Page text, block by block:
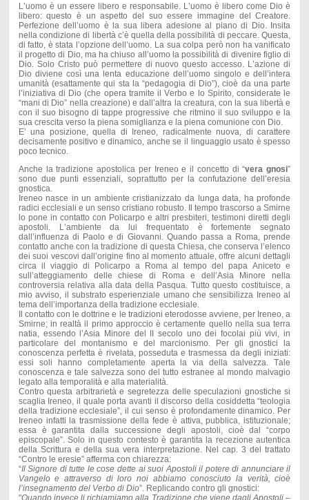
L’uomo è un essere libero e responsabile. L’uomo è libero come Dio è
libero: questo è un aspetto del suo essere immagine del Creatore.
Perfezione dell’uomo è la sua libera adesione al piano di Dio. Insita
nella condizione di libertà c’è quella della possibilità di peccare. Questa,
di fatto, è stata l’opzione dell’uomo. La sua colpa però non ha vanificato
il progetto di Dio, ma ha chiuso all’uomo la possibilità di divenire figlio di
Dio. Solo Cristo può permettere di nuovo questo accesso. L’azione di
Dio diviene così una lenta educazione dell’uomo singolo e dell’intera
umanità (esattamente qui sta la “pedagogia di Dio”), cioè da una parte
l’iniziativa di Dio (che opera tramite il Verbo e lo Spirito, considerate le
“mani di Dio” nella creazione) e dall’altra la creatura, con la sua libertà e
con il suo bisogno di tappe progressive che ritmino il suo sviluppo e la
sua crescita verso la piena somiglianza e la piena comunione con Dio.
E’ una posizione, quella di Ireneo, radicalmente nuova, di carattere
decisamente positivo e dinamico, anche se il linguaggio usato è spesso
poco tecnico.
Anche la tradizione apostolica per Ireneo e il concetto di “vera gnosi”
sono due punti essenziali, soprattutto per la confutazione dell’eresia
gnostica.
Ireneo nasce in un ambiente cristianizzato da lunga data, ha profonde
radici ecclesiali e un senso cristiano robusto. Il tempo trascorso a Smirne
lo pone in contatto con Policarpo e altri presbiteri, testimoni diretti degli
apostoli. L’ambiente da lui frequentato è fortemente segnato
dall’influenza di Paolo e di Giovanni. Quando passa a Roma, prende
contatto anche con la tradizione di questa Chiesa, che conserva l’elenco
dei suoi vescovi dall’origine fino al momento attuale, offre alcuni dettagli
circa il viaggio di Policarpo a Roma al tempo del papa Aniceto e
sull’atteggiamento delle chiese di Roma e dell’Asia Minore nella
controversia relativa alla data della Pasqua. Tutto questo costituisce, a
mio avviso, il substrato esperienziale umano che sensibilizza Ireneo al
tema dell’importanza della tradizione ecclesiale.
Il contatto con le dottrine e le tradizioni eterodosse avviene, per Ireneo, a
Smirne; in realtà il primo approccio è certamente quello nella sua terra
natia, essendo l’Asia Minore del II secolo uno dei focolai più vivi, in
particolare del montanismo e del marcionismo. Per gli gnostici la
conoscenza perfetta è rivelata, posseduta e trasmessa da degli iniziati:
essi soli hanno completamente aperta la via della salvezza. Tale
conoscenza e tale salvezza sono del tutto estranee al mondo malvagio
legato alla temporalità e alla materialità.
Contro questa arbitrarietà e segretezza delle speculazioni gnostiche si
scaglia Ireneo, il quale porta avanti il discorso della cosiddetta “teologia
della tradizione ecclesiale”, il cui senso è profondamente dinamico. Per
Ireneo infatti la trasmissione della fede è attiva, pubblica, istituzionale;
essa è garantita dalla successione degli apostoli, cioè dal “corpo
episcopale”. Solo in questo contesto è garantita la recezione autentica
della Scrittura e della sua vera interpretazione. Nel cap. 3 del trattato
“Contro le eresie” afferma con chiarezza:
“Il Signore di tutte le cose dette ai suoi Apostoli il potere di annunciare il
Vangelo e attraverso di loro noi abbiamo conosciuto la verità, cioè
l’insegnamento del Verbo di Dio”. Replicando contro gli gnostici:
"Quando invece li richiamiamo alla Tradizione che viene dagli Apostoli –